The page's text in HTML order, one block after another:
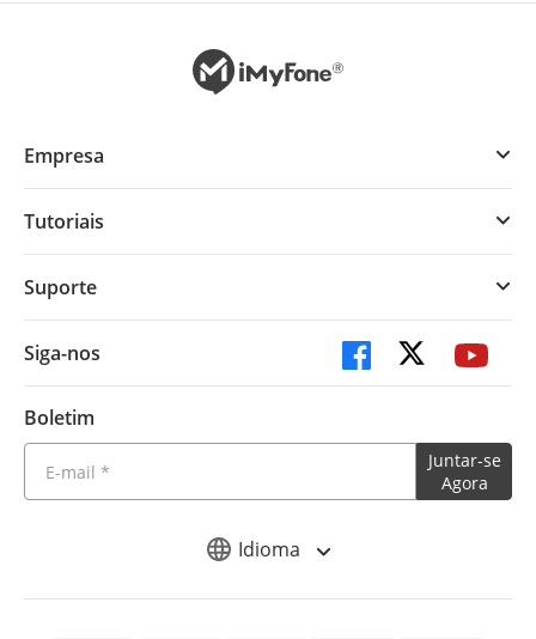
Idioma
Empresa
Tutoriais
Suporte
Siga-nos
Boletim
Juntar-se
Agora